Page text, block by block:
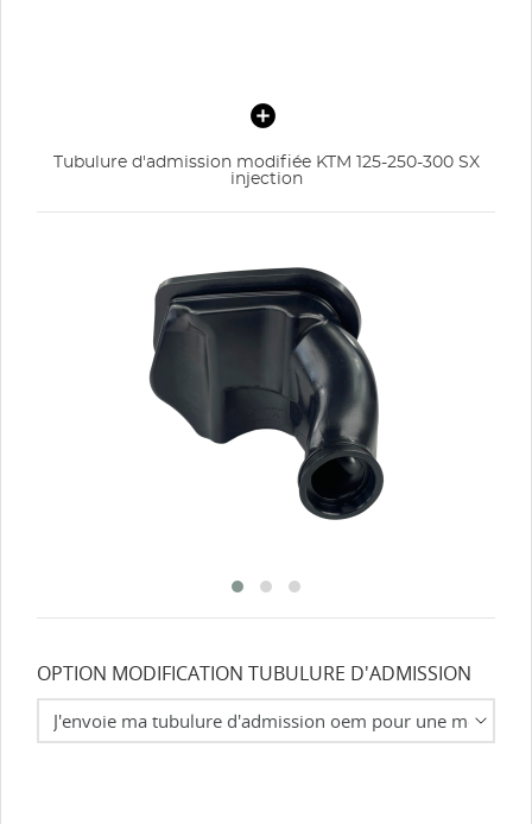
Tubulure d'admission modifiée KTM 125-250-300 SX
injection
OPTION MODIFICATION TUBULURE D'ADMISSION